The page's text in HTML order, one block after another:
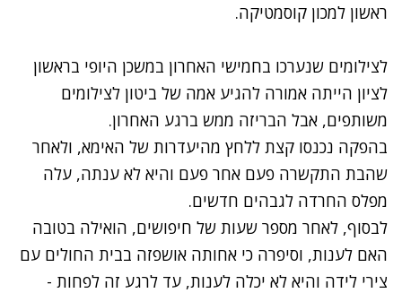
ראשון למכון קוסמטיקה.
לצילומים שנערכו בחמישי האחרון במשכן היופי בראשון
לציון הייתה אמורה להגיע אמה של ביטון לצילומים
משותפים, אבל הבריזה ממש ברגע האחרון.
בהפקה נכנסו קצת ללחץ מהיעדרות של האימא, ולאחר
שהבת התקשרה פעם אחר פעם והיא לא ענתה, עלה
מפלס החרדה לגבהים חדשים.
לבסוף, לאחר מספר שעות של חיפושים, הואילה בטובה
האם לענות, וסיפרה כי אחותה אושפזה בבית החולים עם
צירי לידה והיא לא יכלה לענות, עד לרגע זה לפחות -